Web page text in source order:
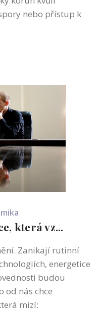
nebo přístup k
která vz...
Zanikají rutinní
energetice
budou
od nás chce
mizí: